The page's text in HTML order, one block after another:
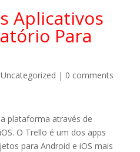
Aplicativos
Para
Uncategorized | 0 comments
plataforma através de
O Trello é um dos apps
para Android e iOS mais